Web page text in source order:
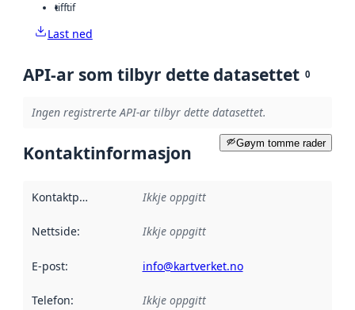
tifftif
Last ned
API-ar som tilbyr dette datasettet 0
Ingen registrerte API-ar tilbyr dette datasettet.
Gøym tomme rader
Kontaktinformasjon
Kontaktpunkt Ikkje oppgitt
Nettside: Ikkje oppgitt
E-post: info@kartverket.no
Telefon: Ikkje oppgitt